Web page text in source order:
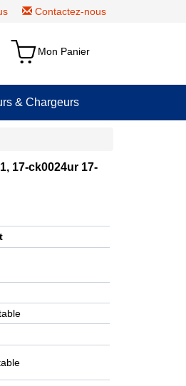
Contactez-nous
Mon Panier
& Chargeurs
17-ck0024ur 17-